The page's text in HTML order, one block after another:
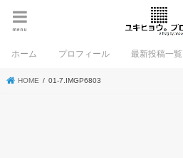
menu
ホーム プロフィール 最新投稿一覧
HOME 01-7.IMGP6803